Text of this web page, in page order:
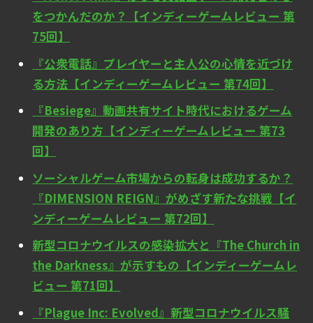
をつかんだのか？【インディーゲームレビュー 第
75回】
『公衆電話』プレイヤーと主人公の心情を近づけ
る方法【インディーゲームレビュー 第74回】
『Besiege』動画共有サイト時代におけるゲーム
開発のあり方【インディーゲームレビュー 第73
回】
ソーシャルゲーム市場からの転身は成功するか？
『DIMENSION REIGN』がめざす新たな挑戦【イ
ンディーゲームレビュー 第72回】
新型コロナウイルスの感染拡大と『The Church in
the Darkness』が示すもの【インディーゲームレ
ビュー 第71回】
『Plague Inc: Evolved』新型コロナウイルス騒